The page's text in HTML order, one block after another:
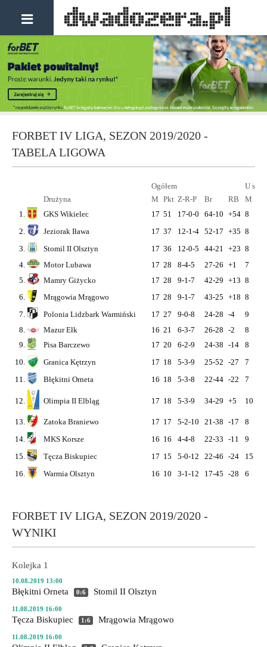
FORBET IV LIGA, SEZON 2019/2020 -
TABELA LIGOWA
Ogółem
U
Drużyna
M Pkt Z-R-P Br RB M
1.
GKS Wikielec 17 51 17-0-0 64-10 +54 8
2.
Jeziorak Iława 17 37 12-1-4 52-17 +35 8
3.
Stomil II Olsztyn 17 36 12-0-5 44-21 +23 8
4.
Motor Lubawa 17 28 8-4-5 27-26 +1 7
5.
Mamry Giżycko 17 28 9-1-7 42-29 +13 8
6.
Mrągowia Mrągowo 17 28 9-1-7 43-25 +18 8
7.
Polonia Lidzbark Warmiński 17 27 9-0-8 24-28 -4 9
8.
Mazur Ełk 16 21 6-3-7 26-28 -2 8
9.
Pisa Barczewo 17 20 6-2-9 24-38 -14 8
10.
Granica Kętrzyn 17 18 5-3-9 25-52 -27 7
11.
Błękitni Orneta 16 18 5-3-8 22-44 -22 7
12. Olimpia II Elbląg 17 18 5-3-9 34-29 +5 10
13. Zatoka Braniewo 17 17 5-2-10 21-38 -17 8
14.
MKS Korsze 16 16 4-4-8 22-33 -11 9
15.
Tęcza Biskupiec 17 15 5-0-12 22-46 -24 15
16.
Warmia Olsztyn 16 10 3-1-12 17-45 -28 6
FORBET IV LIGA, SEZON 2019/2020 -
WYNIKI
Kolejka 1
10.08.2019 13:00
Błękitni Orneta 0:6 Stomil II Olsztyn
11.08.2019 16:00
Tęcza Biskupiec 1:6 Mrągowia Mrągowo
11.08.2019 16:00